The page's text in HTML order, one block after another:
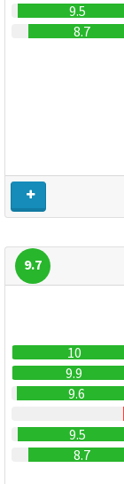
9.5
8.7
9.7
10
9.9
9.6
9.5
8.7